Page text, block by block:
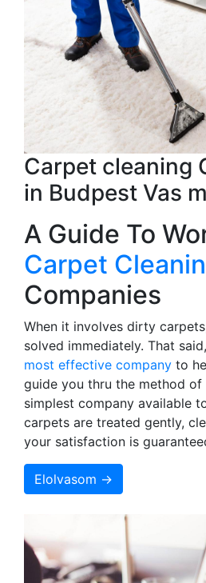
Carpet cleaning
in Budpest Vas
A Guide To
Carpet
Companies
When it involves dirty
solved immediately. That
most effective company to
guide you thru the method of
simplest company available
carpets are treated gently,
your satisfaction is
Elolvasom →